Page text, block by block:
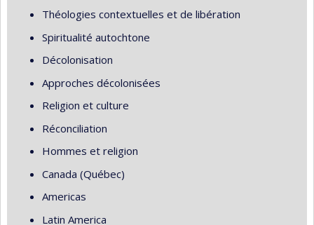
Théologies contextuelles et de libération
Spiritualité autochtone
Décolonisation
Approches décolonisées
Religion et culture
Réconciliation
Hommes et religion
Canada (Québec)
Americas
Latin America